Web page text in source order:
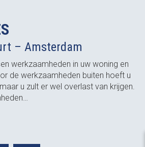
– Amsterdam
werkzaamheden in uw woning en
de werkzaamheden buiten hoeft u
u zult er wel overlast van krijgen.